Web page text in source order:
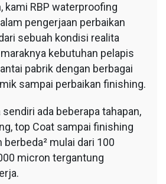
kami RBP waterproofing
pengerjaan perbaikan
sebuah kondisi realita
kebutuhan pelapis
pabrik dengan berbagai
sampai perbaikan finishing.
ada beberapa tahapan,
top Coat sampai finishing
berbeda² mulai dari 100
micron tergantung